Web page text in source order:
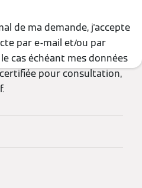
de ma demande, j'accepte
par e-mail et/ou par
cas échéant mes données
pour consultation,